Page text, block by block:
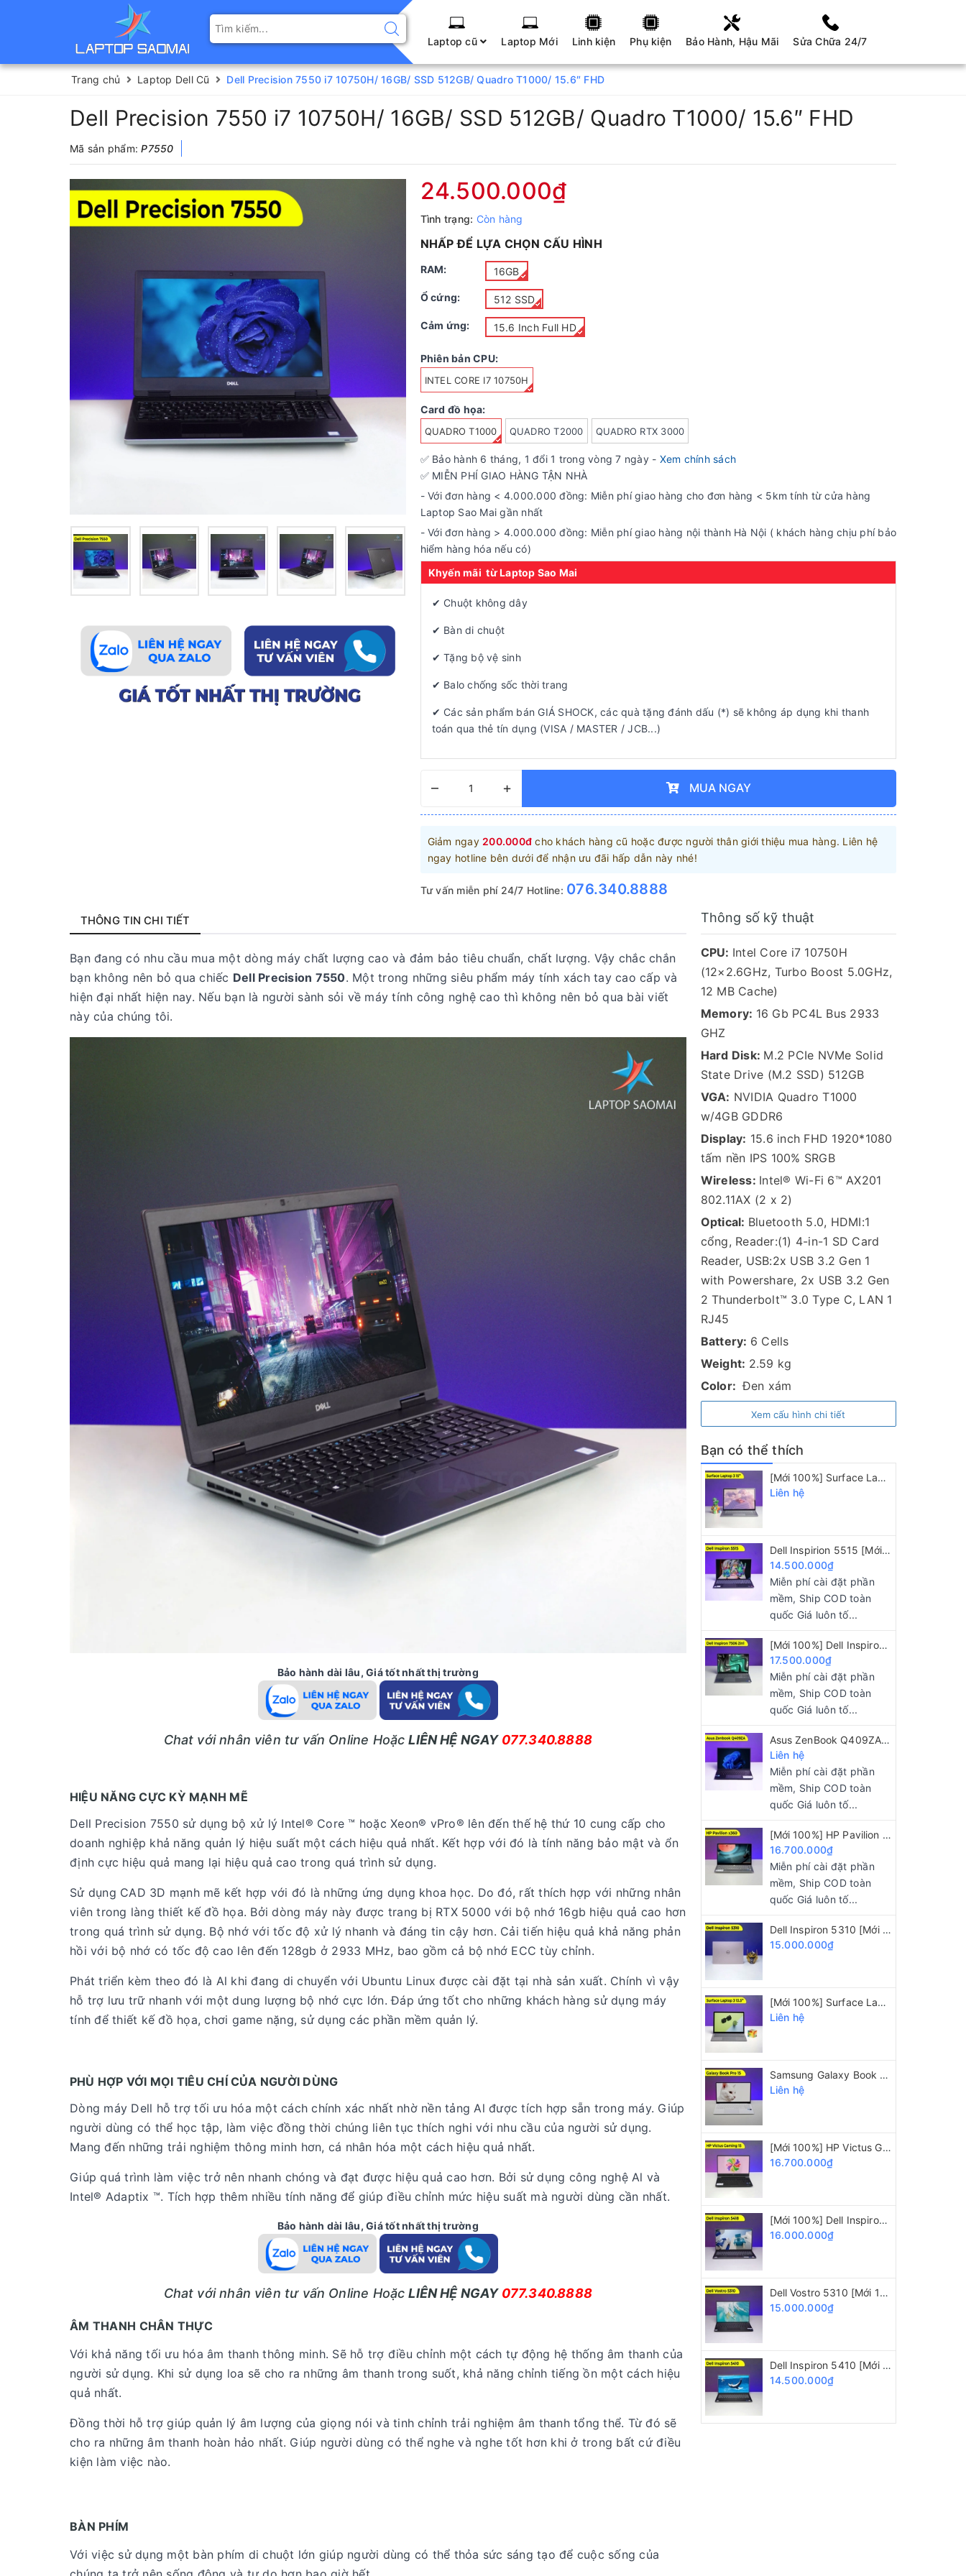
Laptop cũ Laptop Mới Linh kiện Phụ kiện Bảo Hành, Hậu Mãi Sửa Chữa 24/7
Trang chủ Laptop Dell Cũ Dell Precision 7550 i7 10750H/ 16GB/ SSD 512GB/ Quadro T1000/ 15.6″ FHD
Dell Precision 7550 i7 10750H/ 16GB/ SSD 512GB/ Quadro T1000/ 15.6″ FHD
Mã sản phẩm:P7550
24.500.000₫
Tình trạng: Còn hàng
NHẤP ĐỂ LỰA CHỌN CẤU HÌNH
RAM: 16GB
Ổ cứng: 512 SSD
Cảm ứng: 15.6 Inch Full HD
Phiên bản CPU:
INTEL CORE I7 10750H
Card đồ họa:
QUADRO T1000 QUADRO T2000 QUADRO RTX 3000
✅ Bảo hành 6 tháng, 1 đổi 1 trong vòng 7 ngày - Xem chính sách
✅ MIỄN PHÍ GIAO HÀNG TẬN NHÀ
- Với đơn hàng < 4.000.000 đồng: Miễn phí giao hàng cho đơn hàng < 5km tính từ cửa hàng
Laptop Sao Mai gần nhất
- Với đơn hàng > 4.000.000 đồng: Miễn phí giao hàng nội thành Hà Nội ( khách hàng chịu phí bảo
hiểm hàng hóa nếu có)
Khyến mãi từ Laptop Sao Mai
✔ Chuột không dây
✔ Bàn di chuột
✔ Tặng bộ vệ sinh
✔ Balo chống sốc thời trang
✔ Các sản phẩm bán GIÁ SHOCK, các quà tặng đánh dấu (*) sẽ không áp dụng khi thanh
toán qua thẻ tín dụng (VISA / MASTER / JCB...)
– + MUA NGAY
Giảm ngay 200.000đ cho khách hàng cũ hoặc được người thân giới thiệu mua hàng. Liên hệ
ngay hotline bên dưới để nhận ưu đãi hấp dẫn này nhé!
Tư vấn miễn phí 24/7 Hotline: 076.340.8888
THÔNG TIN CHI TIẾT
Bạn đang có nhu cầu mua một dòng máy chất lượng cao và đảm bảo tiêu chuẩn, chất lượng. Vậy chắc chắn
bạn không nên bỏ qua chiếc Dell Precision 7550. Một trong những siêu phẩm máy tính xách tay cao cấp và
hiện đại nhất hiện nay. Nếu bạn là người sành sỏi về máy tính công nghệ cao thì không nên bỏ qua bài viết
này của chúng tôi.
Bảo hành dài lâu, Giá tốt nhất thị trường
Chat với nhân viên tư vấn Online HoặcLIÊN HỆ NGAY 077.340.8888
HIỆU NĂNG CỰC KỲ MẠNH MẼ
Dell Precision 7550 sử dụng bộ xử lý Intel® Core ™ hoặc Xeon® vPro® lên đến thế hệ thứ 10 cung cấp cho
doanh nghiệp khả năng quản lý hiệu suất một cách hiệu quả nhất. Kết hợp với đó là tính năng bảo mật và ổn
định cực hiệu quả mang lại hiệu quả cao trong quá trình sử dụng.
Sử dụng CAD 3D mạnh mẽ kết hợp với đó là những ứng dụng khoa học. Do đó, rất thích hợp với những nhân
viên trong làng thiết kế đồ họa. Bởi dòng máy này được trang bị RTX 5000 với bộ nhớ 16gb hiệu quả cao hơn
trong quá trình sử dụng. Bộ nhớ với tốc độ xử lý nhanh và đáng tin cậy hơn. Cải tiến hiệu quả khả năng phản
hồi với bộ nhớ có tốc độ cao lên đến 128gb ở 2933 MHz, bao gồm cả bộ nhớ ECC tùy chỉnh.
Phát triển kèm theo đó là Al khi đang di chuyển với Ubuntu Linux được cài đặt tại nhà sản xuất. Chính vì vậy
hỗ trợ lưu trữ nhanh với một dung lượng bộ nhớ cực lớn. Đáp ứng tốt cho những khách hàng sử dụng máy
tính để thiết kế đồ họa, chơi game nặng, sử dụng các phần mềm quản lý.
PHÙ HỢP VỚI MỌI TIÊU CHÍ CỦA NGƯỜI DÙNG
Dòng máy Dell hỗ trợ tối ưu hóa một cách chính xác nhất nhờ nền tảng Al được tích hợp sẵn trong máy. Giúp
người dùng có thể học tập, làm việc đồng thời chúng liên tục thích nghi với nhu cầu của người sử dụng.
Mang đến những trải nghiệm thông minh hơn, cá nhân hóa một cách hiệu quả nhất.
Giúp quá trình làm việc trở nên nhanh chóng và đạt được hiệu quả cao hơn. Bởi sử dụng công nghệ Al và
Intel® Adaptix ™. Tích hợp thêm nhiều tính năng để giúp điều chỉnh mức hiệu suất mà người dùng cần nhất.
Bảo hành dài lâu, Giá tốt nhất thị trường
Chat với nhân viên tư vấn Online HoặcLIÊN HỆ NGAY 077.340.8888
ÂM THANH CHÂN THỰC
Với khả năng tối ưu hóa âm thanh thông minh. Sẽ hỗ trợ điều chỉnh một cách tự động hệ thống âm thanh của
người sử dụng. Khi sử dụng loa sẽ cho ra những âm thanh trong suốt, khả năng chỉnh tiếng ồn một cách hiệu
quả nhất.
Đồng thời hỗ trợ giúp quản lý âm lượng của giọng nói và tinh chỉnh trải nghiệm âm thanh tổng thể. Từ đó sẽ
cho ra những âm thanh hoàn hảo nhất. Giúp người dùng có thể nghe và nghe tốt hơn khi ở trong bất cứ điều
kiện làm việc nào.
BÀN PHÍM
Với việc sử dụng một bàn phím di chuột lớn giúp người dùng có thể thỏa sức sáng tạo để cuộc sống của
Thông số kỹ thuật
CPU: Intel Core i7 10750H
(12×2.6GHz, Turbo Boost 5.0GHz,
12 MB Cache)
Memory: 16 Gb PC4L Bus 2933
GHZ
Hard Disk: M.2 PCIe NVMe Solid
State Drive (M.2 SSD) 512GB
VGA: NVIDIA Quadro T1000
w/4GB GDDR6
Display: 15.6 inch FHD 1920*1080
tấm nền IPS 100% SRGB
Wireless: Intel® Wi-Fi 6™ AX201
802.11AX (2 x 2)
Optical: Bluetooth 5.0, HDMI:1
cổng, Reader:(1) 4-in-1 SD Card
Reader, USB:2x USB 3.2 Gen 1
with Powershare, 2x USB 3.2 Gen
2 Thunderbolt™ 3.0 Type C, LAN 1
RJ45
Battery: 6 Cells
Weight: 2.59 kg
Color:Đen xám
Xem cấu hình chi tiết
Bạn có thể thích
[Mới 100%] Surface Laptop 3/ AMD Ryzen 5 3580U/ 8GB/ 128GB/ 15" 2K
Liên hệ
Dell Inspirion 5515 [Mới 100%] Ryzen R5 5500U/ 8GB/ 256GB/ 15.6" FHD IPS
14.500.000₫
Miễn phí cài đặt phần
mềm, Ship COD toàn
quốc Giá luôn tố...
[Mới 100%] Dell Inspiron 7506 2in1 i5 1135G7/ 8GB/ 256GB/ 15.6 FHD
17.500.000₫
Miễn phí cài đặt phần
mềm, Ship COD toàn
quốc Giá luôn tố...
Asus ZenBook Q409ZA [Mới 100%] Core i5-1240P/ 8GB/ 256GB/ 14" 2.8K OLED
Liên hệ
Miễn phí cài đặt phần
mềm, Ship COD toàn
quốc Giá luôn tố...
[Mới 100%] HP Pavilion x360 i5 1125G4/ 8GB/ 512GB/ 14"FHD/ Touch 2 IN 1
16.700.000₫
Miễn phí cài đặt phần
mềm, Ship COD toàn
quốc Giá luôn tố...
Dell Inspiron 5310 [Mới 100%] Core i5 11320H/ 16GB/ 512GB/ 13.3 inch 2K
15.000.000₫
[Mới 100%] Surface Laptop 3/ i5 1035G7/ 8GB/ 128GB/ 13.5" 2K
Liên hệ
Samsung Galaxy Book Pro 15 [Mới 100%] i5 1135G7/ 8GB/ SSD 512GB/ 15.6" FHD
Liên hệ
[Mới 100%] HP Victus Gaming 15 i5 12450H/ 8GB/ 512GB/ GTX 1650/ 15.6" 144Hz
16.700.000₫
[Mới 100%] Dell Inspiron 5418 i5 11320H/ 16GB/ 512GB/ Intel Iris Xe/ 14 Inch FHD
16.000.000₫
Dell Vostro 5310 [Mới 100%] Core i5 11320H/ 16GB/ 512GB/ Intel Iris Xe/ 13.3 inch FHD+
15.000.000₫
Dell Inspiron 5410 [Mới 100%] Core i5 11300H/ 16GB/ 512GB/ 14" FHD
14.500.000₫